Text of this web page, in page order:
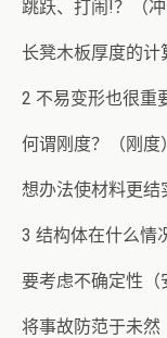
跳跃、打闹!？（冲
长凳木板厚度的计
2 不易变形也很重
何谓刚度？（刚度）
想办法使材料更结
3 结构体在什么情
要考虑不确定性（
将事故防范于未然